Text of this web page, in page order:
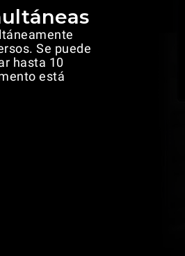
Se puede
hasta 10
está